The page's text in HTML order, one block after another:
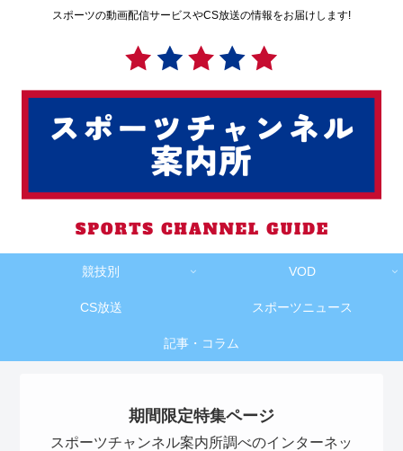
スポーツの動画配信サービスやCS放送の情報をお届けします!
競技別 VOD
CS放送 スポーツニュース
記事・コラム
期間限定特集ページ
スポーツチャンネル案内所調べのインターネッ